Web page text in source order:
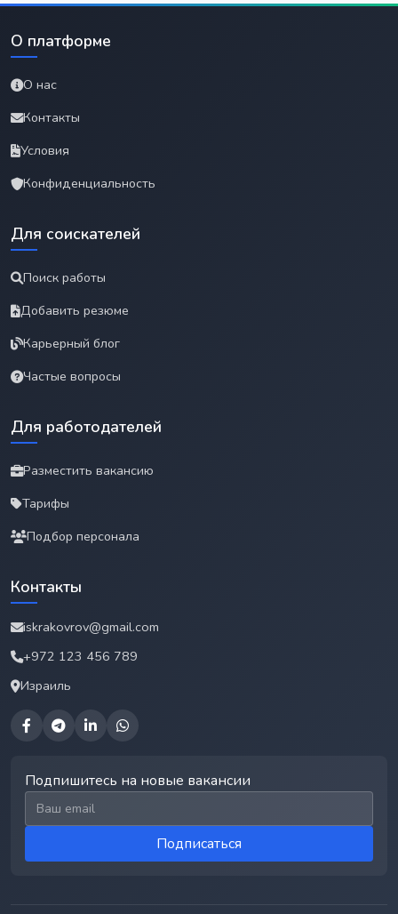
О платформе
О нас
Контакты
Условия
Конфиденциальность
Для соискателей
Поиск работы
Добавить резюме
Карьерный блог
Частые вопросы
Для работодателей
Разместить вакансию
Тарифы
Подбор персонала
Контакты
iskrakovrov@gmail.com
+972 123 456 789
Израиль
Подпишитесь на новые вакансии
Email для подписки
Подписаться